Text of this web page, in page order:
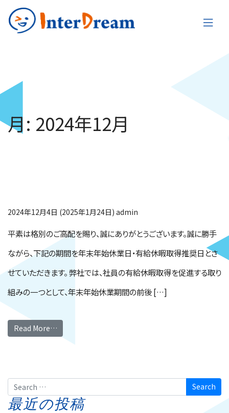
月: 2024年12月
2024年12月4日 (2025年1月24日) admin
平素は格別のご高配を賜り、誠にありがとうございます。誠に勝手
ながら、下記の期間を年末年始休業日・有給休暇取得推奨日とさ
せていただきます。 弊社では、社員の有給休暇取得を促進する取り
組みの一つとして、年末年始休業期間の前後 […]
Read More…
Search
最近の投稿